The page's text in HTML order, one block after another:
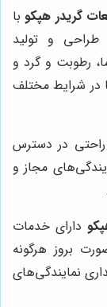
گریدر هپکوبا
و تولید
رطوبت و گرد و
در شرایط مختلف
راحتی در دسترس
مجاز و
دارای خدمات
بروز هرگونه
نمایندگی‌های